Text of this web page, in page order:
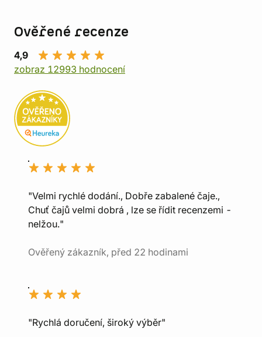
Ověřené recenze
4,9
zobraz 12993 hodnocení
"Velmi rychlé dodání., Dobře zabalené čaje.,
Chuť čajů velmi dobrá , lze se řídit recenzemi -
nelžou."
Ověřený zákazník, před 22 hodinami
"Rychlá doručení, široký výběr"